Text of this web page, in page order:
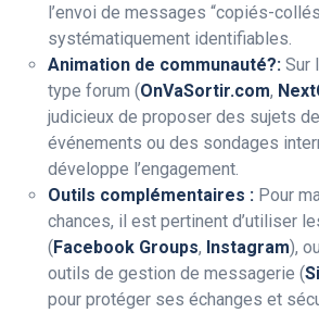
l’envoi de messages “copiés-
systématiquement identifiables.
Animation de communauté?: Sur
type forum (OnVaSortir.com,
judicieux de proposer des sujets
événements ou des sondages
développe l’engagement.
Outils complémentaires : Pour
chances, il est pertinent d’utiliser
(Facebook Groups, Instagram),
outils de gestion de messagerie (
pour protéger ses échanges et